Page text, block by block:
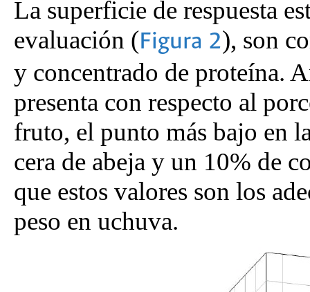
La superficie de respuesta
evaluación (Figura 2), son
y concentrado de proteína.
presenta con respecto al
fruto, el punto más bajo en
cera de abeja y un 10% de
que estos valores son los
peso en uchuva.